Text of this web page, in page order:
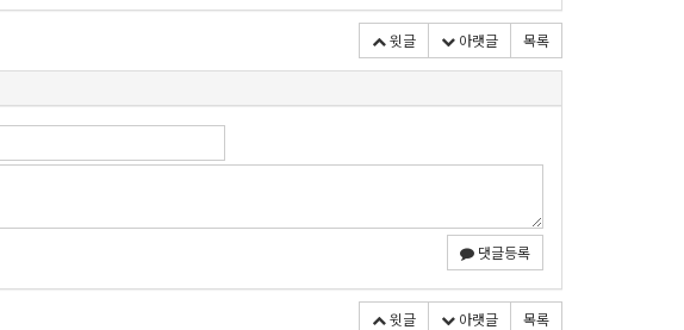
윗글 아랫글 목록
댓글등록
윗글 아랫글 목록